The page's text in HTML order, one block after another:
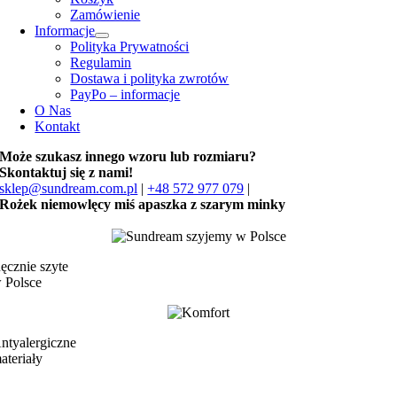
Zamówienie
Informacje
Polityka Prywatności
Regulamin
Dostawa i polityka zwrotów
PayPo – informacje
O Nas
Kontakt
Może szukasz innego wzoru lub rozmiaru?
Skontaktuj się z nami!
sklep@sundream.com.pl |+48 572 977 079 |
Rożek niemowlęcy miś apaszka z szarym minky
szyte
Polsce